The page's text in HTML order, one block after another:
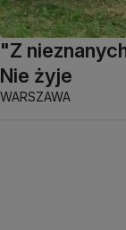
"Z
Nie żyje
WARSZAWA